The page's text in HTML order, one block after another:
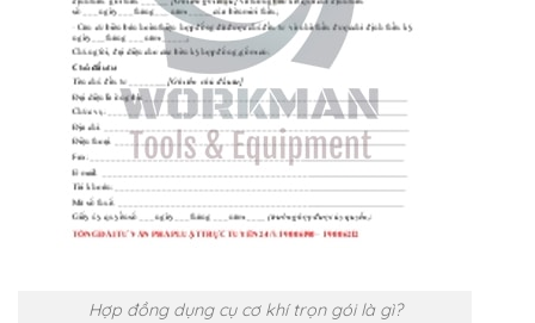
Hợp đồng dụng cụ cơ khí trọn gói là gì?